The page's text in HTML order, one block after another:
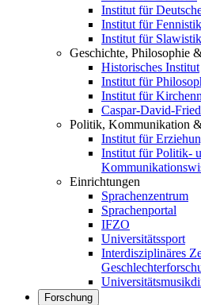
Institut für
Institut für
Institut für Slawistik
Geschichte, Philosophie
Historisches Institut
Institut für
Institut für
Caspar-David-
Politik, Kommunikation
Institut für
Institut für Politik-
Einrichtungen
Sprachenzentrum
Sprachenportal
IFZO
Universitätssport
Interdisziplinäres
Forschung